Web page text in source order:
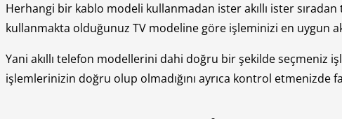
Herhangi bir kablo modeli kullanmadan ister akıllı ister
kullanmakta olduğunuz TV modeline göre işleminizi en uygun
Yani akıllı telefon modellerini dahi doğru bir şekilde seçmeniz
işlemlerinizin doğru olup olmadığını ayrıca kontrol etmenizde